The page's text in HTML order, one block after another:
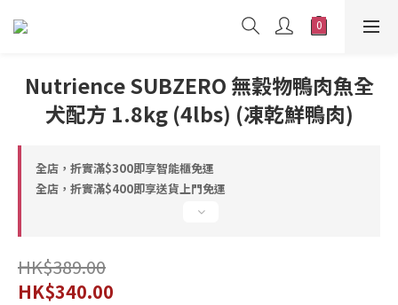
Nutrience SUBZERO 無穀物鴨肉魚全
犬配方 1.8kg (4lbs) (凍乾鮮鴨肉)
全店，折實滿$300即享智能櫃免運
全店，折實滿$400即享送貨上門免運
HK$389.00
HK$340.00